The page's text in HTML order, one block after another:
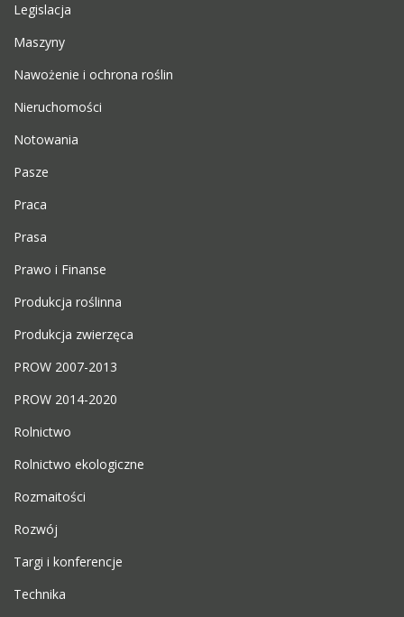
Legislacja
Maszyny
Nawożenie i ochrona roślin
Nieruchomości
Notowania
Pasze
Praca
Prasa
Prawo i Finanse
Produkcja roślinna
Produkcja zwierzęca
PROW 2007-2013
PROW 2014-2020
Rolnictwo
Rolnictwo ekologiczne
Rozmaitości
Rozwój
Targi i konferencje
Technika